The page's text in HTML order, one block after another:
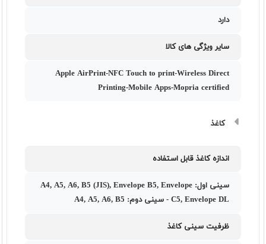
دارد
سایر ویژگی های کالا
Apple AirPrint-NFC Touch to print-Wireless Direct
Printing-Mobile Apps-Mopria certified
کاغذ
اندازه کاغذ قابل استفاده
سینی اول: A4, A5, A6, B5 (JIS), Envelope B5, Envelope
C5, Envelope DL - سینی دوم: A4, A5, A6, B5
ظرفیت سینی کاغذ